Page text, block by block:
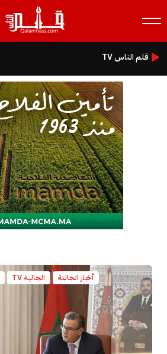
قلم الناس TV
أخبار الجالية الجالية TV